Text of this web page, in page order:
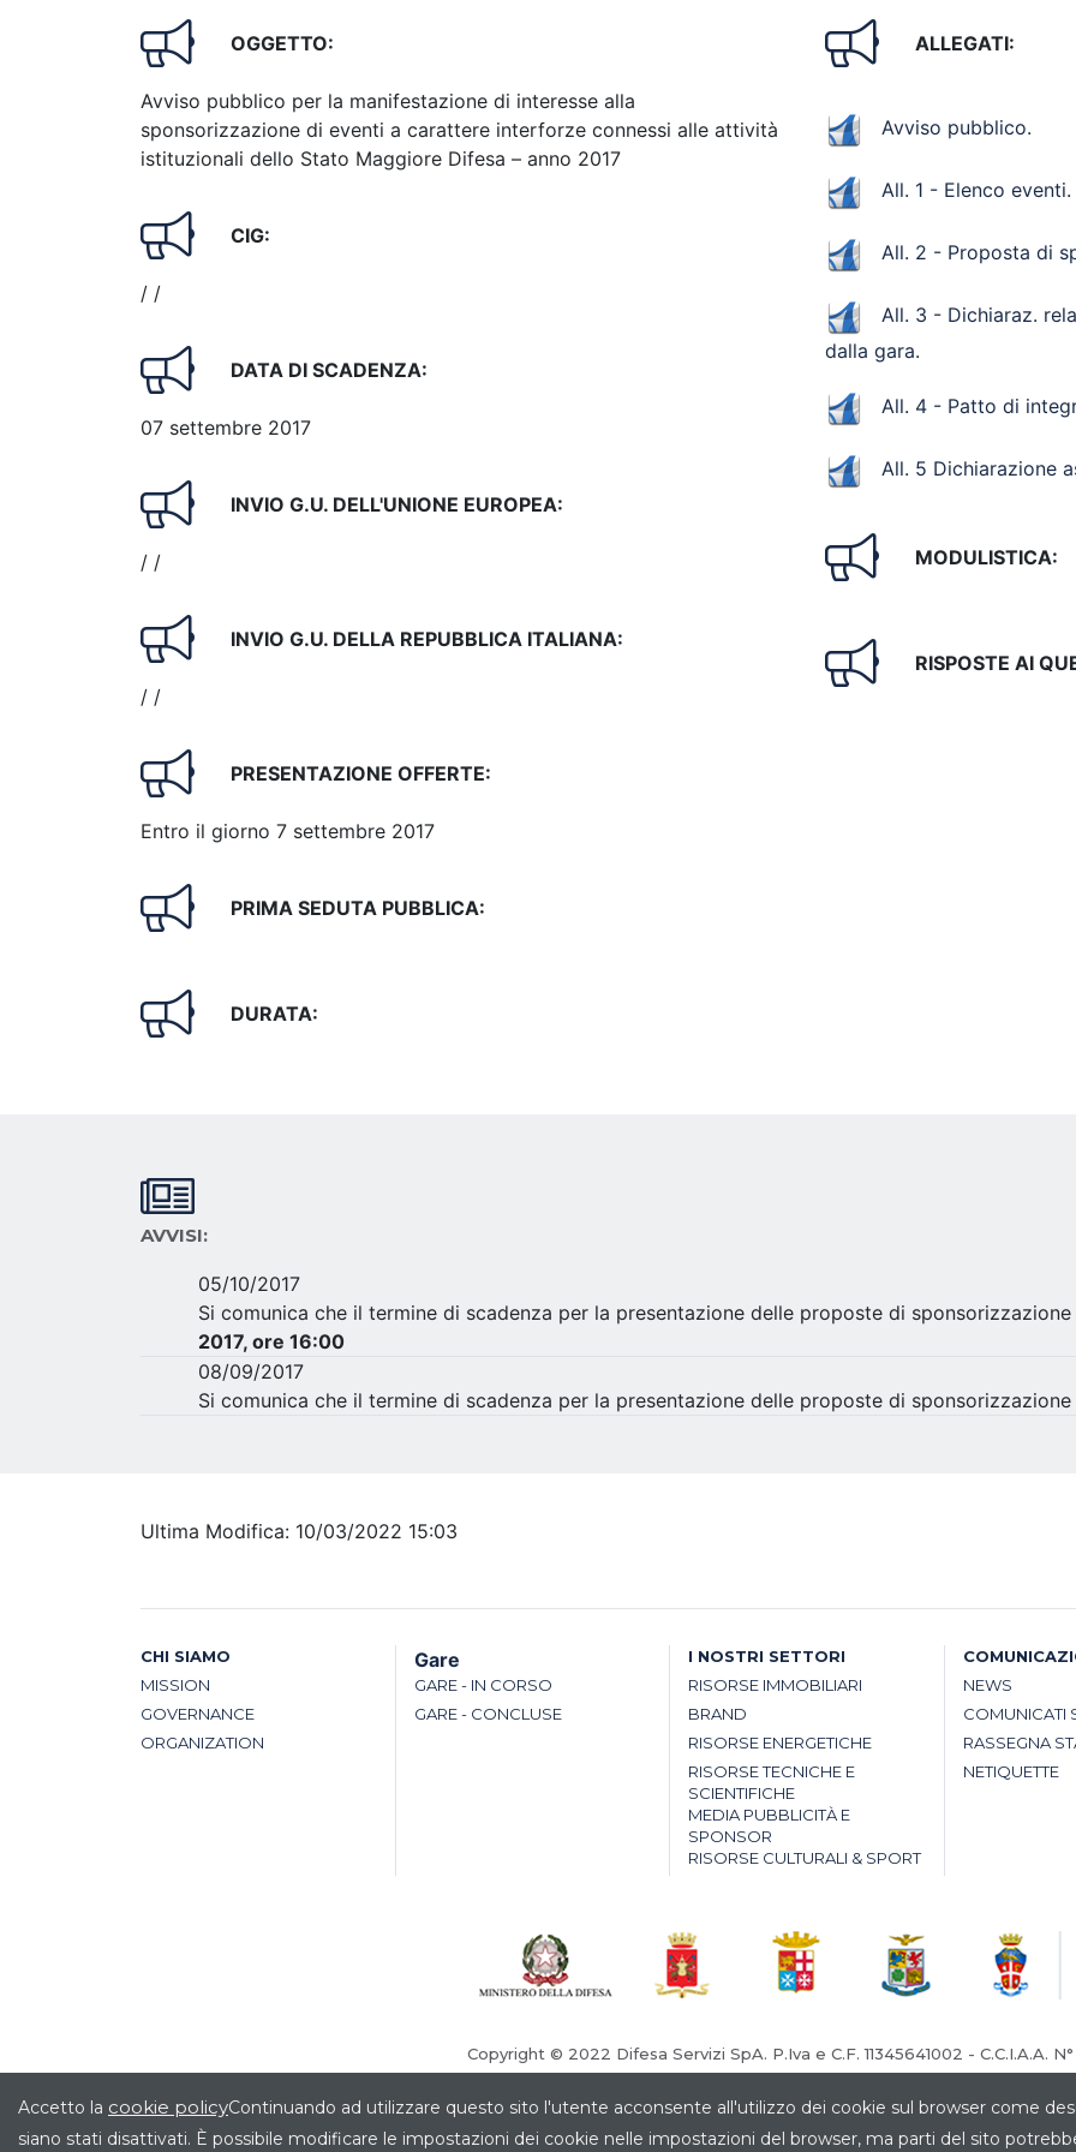
OGGETTO:
Avviso pubblico per la manifestazione di interesse alla
sponsorizzazione di eventi a carattere interforze connessi alle attività
istituzionali dello Stato Maggiore Difesa – anno 2017
CIG:
/ /
DATA DI SCADENZA:
07 settembre 2017
INVIO G.U. DELL'UNIONE EUROPEA:
/ /
INVIO G.U. DELLA REPUBBLICA ITALIANA:
/ /
PRESENTAZIONE OFFERTE:
Entro il giorno 7 settembre 2017
PRIMA SEDUTA PUBBLICA:
DURATA:
ALLEGATI:
Avviso pubblico.
All. 1 - Elenco eventi.
All. 2 - Proposta di
All. 3 - Dichiaraz.
dalla gara.
All. 4 - Patto di
All. 5 Dichiarazione
MODULISTICA:
RISPOSTE AI
AVVISI:
05/10/2017
Si comunica che il termine di scadenza per la presentazione delle proposte di sponsorizzazione
2017, ore 16:00
08/09/2017
Si comunica che il termine di scadenza per la presentazione delle proposte di sponsorizzazione
Ultima Modifica: 10/03/2022 15:03
CHI SIAMO
MISSION
GOVERNANCE
ORGANIZATION
Gare
GARE - IN CORSO
GARE - CONCLUSE
I NOSTRI SETTORI
RISORSE IMMOBILIARI
BRAND
RISORSE ENERGETICHE
RISORSE TECNICHE E
SCIENTIFICHE
MEDIA PUBBLICITÀ E
SPONSOR
RISORSE CULTURALI & SPORT
NEWS
COMUNICATI
RASSEGNA
NETIQUETTE
Copyright © 2022 Difesa Servizi SpA. P.Iva e C.F. 11345641002 - C.C.I.A.A.
Accetto la cookie policyContinuando ad utilizzare questo sito l'utente acconsente all'utilizzo dei cookie sul browser come
siano stati disattivati. È possibile modificare le impostazioni dei cookie nelle impostazioni del browser, ma parti del sito